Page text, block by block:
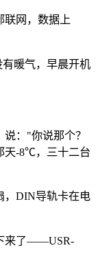
联网，数据上
暖气，早晨开机
："你说那个？
天-8℃，三十二台
，DIN导轨卡在电
来了——USR-